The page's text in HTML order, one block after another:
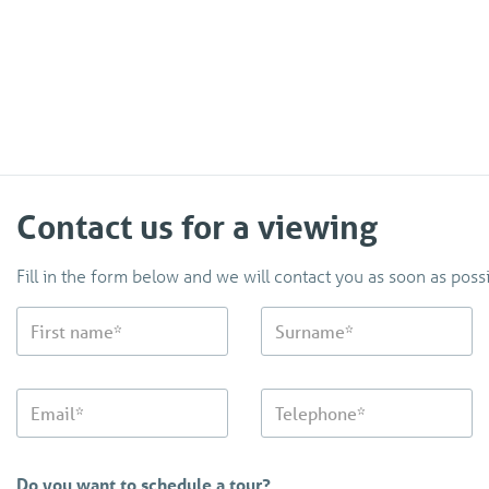
Contact us for a viewing
Fill in the form below and we will contact you as soon as